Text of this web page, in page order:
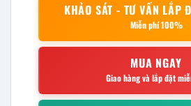
KHẢO SÁT - TƯ VẤN LẮP
Miễn phí 100%
MUA NGAY
Giao hàng và lắp đặt